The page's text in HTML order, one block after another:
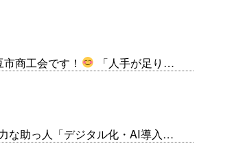
商工会です！ 「人手が足り…
な助っ人「デジタル化・AI導入…